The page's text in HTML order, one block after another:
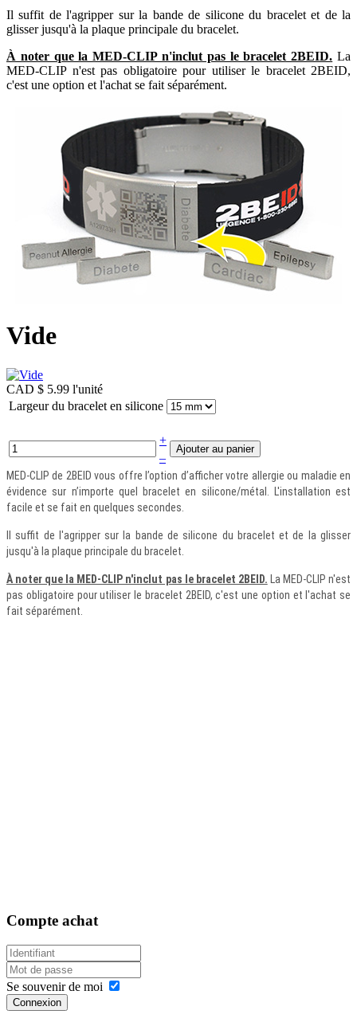
Il suffit de l'agripper sur la bande de silicone du bracelet et de la
glisser jusqu'à la plaque principale du bracelet.
À noter que la MED-CLIP n'inclut pas le bracelet 2BEID. La
MED-CLIP n'est pas obligatoire pour utiliser le bracelet 2BEID,
c'est une option et l'achat se fait séparément.
Vide
CAD $ 5.99 l'unité
Largeur du bracelet en silicone
+
–
MED-CLIP de 2BEID vous offre l’option d’afficher votre allergie ou maladie en
évidence sur n’importe quel bracelet en silicone/métal. L'installation est
facile et se fait en quelques secondes.
Il suffit de l'agripper sur la bande de silicone du bracelet et de la glisser
jusqu'à la plaque principale du bracelet.
À noter que la MED-CLIP n'inclut pas le bracelet 2BEID. La MED-CLIP n'est
pas obligatoire pour utiliser le bracelet 2BEID, c'est une option et l'achat se
fait séparément.
Compte achat
Se souvenir de moi
Connexion